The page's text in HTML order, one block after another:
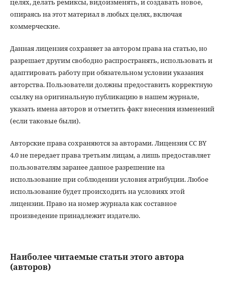
опираясь на этот материал в любых целях, включая
коммерческие.
Данная лицензия сохраняет за автором права на статью, но
разрешает другим свободно распространять, использовать и
адаптировать работу при обязательном условии указания
авторства. Пользователи должны предоставить корректную
ссылку на оригинальную публикацию в нашем журнале,
указать имена авторов и отметить факт внесения изменений
(если таковые были).
Авторские права сохраняются за авторами. Лицензия CC BY
4.0 не передает права третьим лицам, а лишь предоставляет
пользователям заранее данное разрешение на
использование при соблюдении условия атрибуции. Любое
использование будет происходить на условиях этой
лицензии. Право на номер журнала как составное
произведение принадлежит издателю.
Наиболее читаемые статьи этого автора
(авторов)